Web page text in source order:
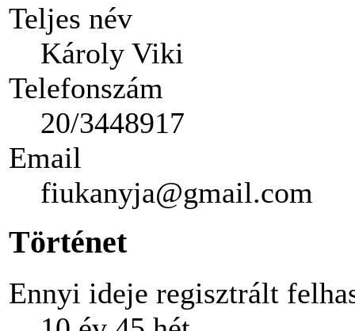
Teljes név
Károly Viki
Telefonszám
20/3448917
Email
fiukanyja@gmail.com
Történet
Ennyi ideje regisztrált